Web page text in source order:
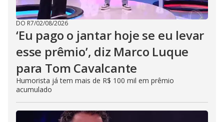
DO R7/02/08/2026
‘Eu pago o jantar hoje se eu levar
esse prêmio’, diz Marco Luque
para Tom Cavalcante
Humorista já tem mais de R$ 100 mil em prêmio
acumulado